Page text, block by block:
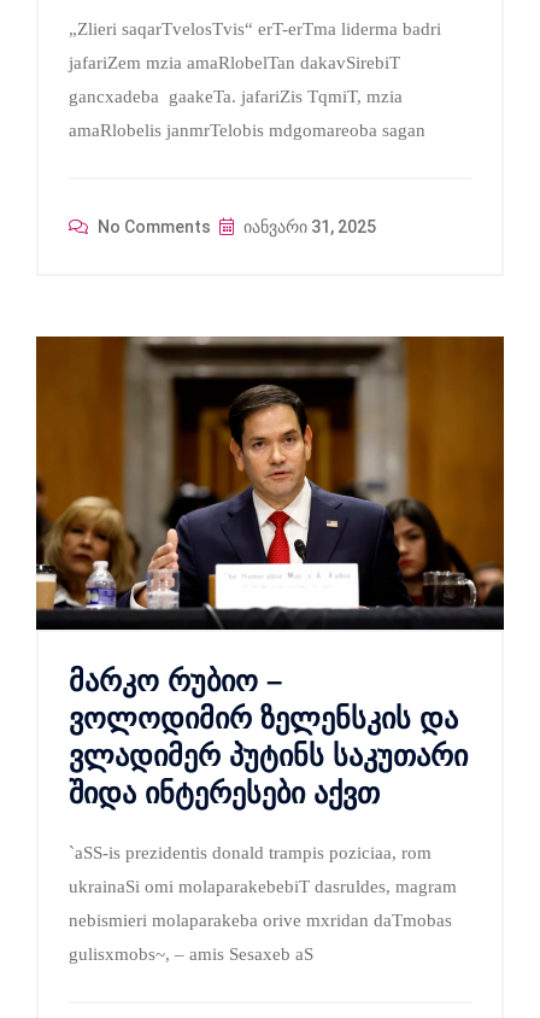
„Zlieri saqarTvelosTvis“ erT-erTma liderma badri
jafariZem mzia amaRlobelTan dakavSirebiT
gancxadeba gaakeTa. jafariZis TqmiT, mzia
amaRlobelis janmrTelobis mdgomareoba sagan
No Comments იანვარი 31, 2025
მარკო რუბიო –
ვოლოდიმირ ზელენსკის და
ვლადიმერ პუტინს საკუთარი
შიდა ინტერესები აქვთ
`aSS-is prezidentis donald trampis poziciaa, rom
ukrainaSi omi molaparakebebiT dasruldes, magram
nebismieri molaparakeba orive mxridan daTmobas
gulisxmobs~, – amis Sesaxeb aS